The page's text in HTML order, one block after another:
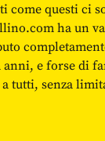
come questi ci
ha un
e forse di
tutti, senza